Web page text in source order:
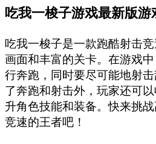
吃我一梭子游戏最新版游
吃我一梭子是一款跑酷射击
画面和丰富的关卡。在游戏
行奔跑，同时要尽可能地射
了奔跑和射击外，玩家还可
升角色技能和装备。快来挑
竞速的王者吧！